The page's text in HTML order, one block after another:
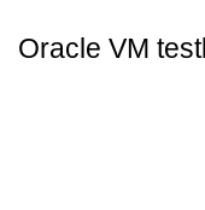
Oracle VM